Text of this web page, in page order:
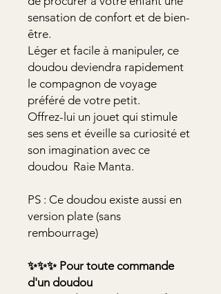
sensation de confort et de bien-
être.
Léger et facile à manipuler, ce
doudou deviendra rapidement
le compagnon de voyage
préféré de votre petit.
Offrez-lui un jouet qui stimule
ses sens et éveille sa curiosité et
son imagination avec ce
doudou Raie Manta.
PS : Ce doudou existe aussi en
version plate (sans
rembourrage)
✨✨✨ Pour toute commande
d'un doudou